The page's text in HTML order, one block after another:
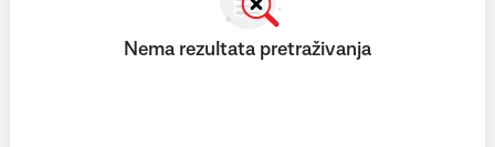
Nema rezultata pretraživanja